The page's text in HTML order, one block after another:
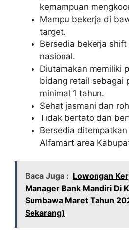
kemampuan
Mampu bekerja di
target.
Bersedia bekerja
nasional.
Diutamakan memiliki
bidang retail sebagai
minimal 1 tahun.
Sehat jasmani dan
Tidak bertato dan
Bersedia
Alfamart area
Baca Juga : Lowongan
Manager Bank Mandiri Di
Sumbawa Maret Tahun
Sekarang)